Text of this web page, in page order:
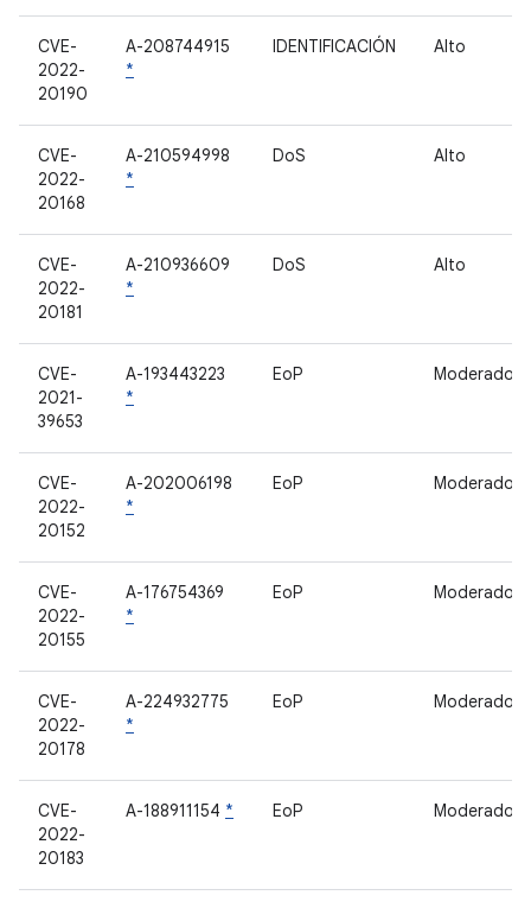
CVE-
2022-
20190
A-208744915
*
IDENTIFICACIÓN Alto
CVE-
2022-
20168
A-210594998
*
DoS Alto
CVE-
2022-
20181
A-210936609
*
DoS Alto
CVE-
2021-
39653
A-193443223
*
EoP Moderado
CVE-
2022-
20152
A-202006198
*
EoP Moderado
CVE-
2022-
20155
A-176754369
*
EoP Moderado
CVE-
2022-
20178
A-224932775
*
EoP Moderado
CVE-
2022-
20183
A-188911154 * EoP Moderado